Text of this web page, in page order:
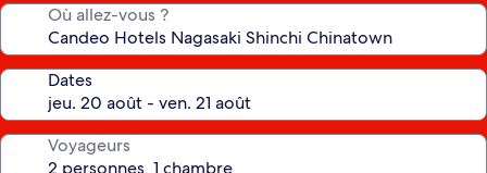
Où allez-vous ?
Dates
Voyageurs